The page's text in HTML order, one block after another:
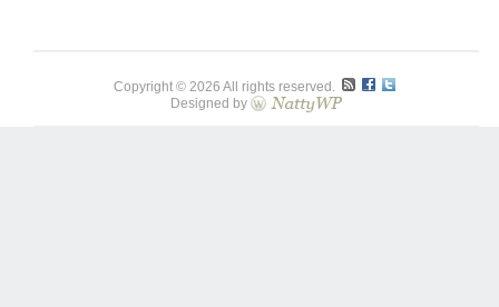
Copyright © 2026 All rights reserved.
Designed by